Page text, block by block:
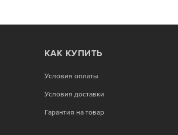
КАК КУПИТЬ
Условия оплаты
Условия доставки
Гарантия на товар